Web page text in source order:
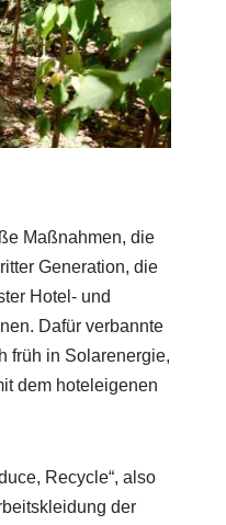
Maßnahmen, die
Generation, die
Hotel- und
Dafür verbannte
früh in Solarenergie,
dem hoteleigenen
Recycle“, also
der